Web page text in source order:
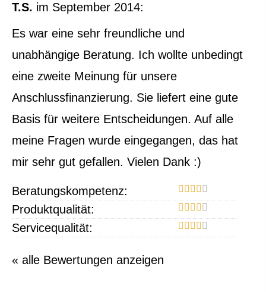
T.S. im September 2014:
Es war eine sehr freundliche und
unabhängige Beratung. Ich wollte unbedingt
eine zweite Meinung für unsere
Anschlussfinanzierung. Sie liefert eine gute
Basis für weitere Entscheidungen. Auf alle
meine Fragen wurde eingegangen, das hat
mir sehr gut gefallen. Vielen Dank :)
Beratungskompetenz:
Produktqualität:
Servicequalität:
« alle Bewertungen anzeigen